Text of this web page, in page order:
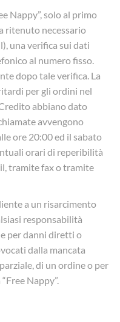
Nappy”, solo al primo
ritenuto necessario
una verifica sui dati
al numero fisso.
dopo tale verifica. La
per gli ordini nel
abbiano dato
avvengono
ore 20:00 ed il sabato
orari di reperibilità
tramite fax o tramite
a un risarcimento
responsabilità
per danni diretti o
dalla mancata
di un ordine o per
Nappy”.